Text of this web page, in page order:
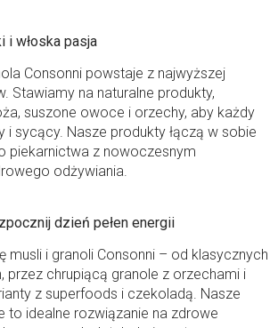
i włoska pasja
Consonni powstaje z najwyższej
Stawiamy na naturalne produkty,
suszone owoce i orzechy, aby każdy
i sycący. Nasze produkty łączą w sobie
piekarnictwa z nowoczesnym
odżywiania.
dzień pełen energii
musli i granoli Consonni – od klasycznych
przez chrupiącą granole z orzechami i
z superfoods i czekoladą. Nasze
to idealne rozwiązanie na zdrowe